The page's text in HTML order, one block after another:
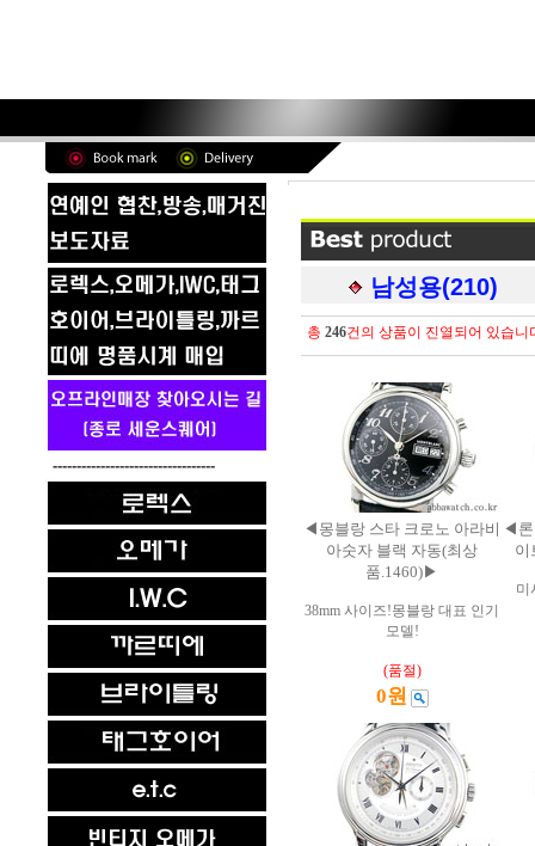
----------------------------------
남성용(210)
총 246건의 상품이 진열되어 있습니
◀몽블랑 스타 크로노 아라비
아숫자 블랙 자동(최상
품.1460)▶
38mm 사이즈!몽블랑 대표 인기
모델!
(품절)
0원
◀론
이
미